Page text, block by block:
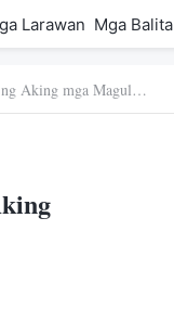
Larawan Mga Balita
20. Pagharap sa Pagsalungat ng Aking mga Magulang sa Aking Pananalig